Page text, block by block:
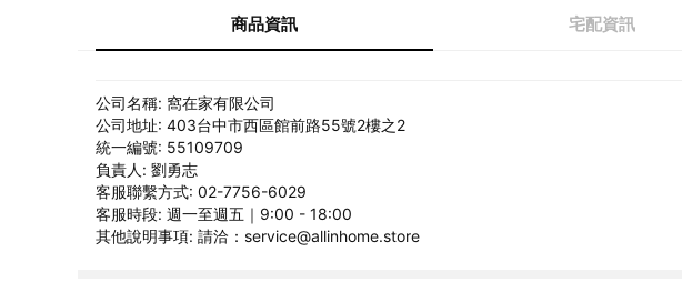
商品資訊 宅配資訊
公司名稱: 窩在家有限公司
公司地址: 403台中市西區館前路55號2樓之2
統一編號: 55109709
負責人: 劉勇志
客服聯繫方式: 02-7756-6029
客服時段: 週一至週五｜9:00 - 18:00
其他說明事項: 請洽：service@allinhome.store